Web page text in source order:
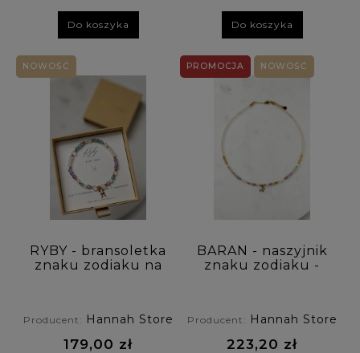
Do koszyka Do koszyka
RYBY - bransoletka
znaku zodiaku na
górski
Producent: Hannah Store
179,00 zł
NOWOŚĆ
BARAN - naszyjnik
znaku zodiaku -
Producent: Hannah Store
223,20 zł
PROMOCJA NOWOŚĆ